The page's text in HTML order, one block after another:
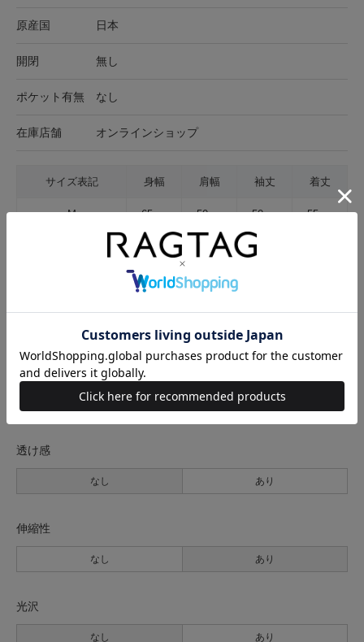
原産国 日本
開閉 無し
ポケット有無 なし
在庫店舗 オンラインショップ
サイズ表記 身幅 肩幅 袖丈 着丈
M 65cm 50cm 50cm 55cm
サイズの測り方について
裏地
なし あり
透け感
なし あり
伸縮性
なし あり
光沢
なし あり